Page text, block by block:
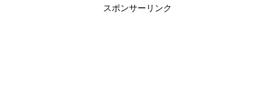
スポンサーリンク